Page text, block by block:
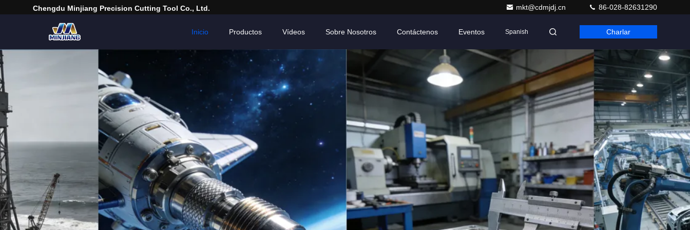
Chengdu Minjiang Precision Cutting Tool Co., Ltd. mkt@cdmjdj.cn 86-028-82631290
Inicio Productos Vídeos Sobre Nosotros Contáctenos Eventos Spanish Charlar